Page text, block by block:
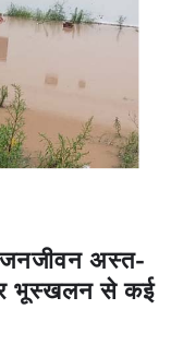
जनजीवन अस्त-
भूस्खलन से कई